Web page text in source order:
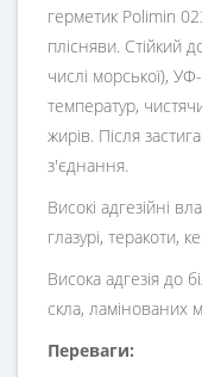
герметик Polimin
плісняви. Стійкий
числі морської),
температур,
жирів. Після
з'єднання.
Високі адгезійні
глазурі, теракоти,
Висока адгезія до
скла, ламінованих
Переваги: